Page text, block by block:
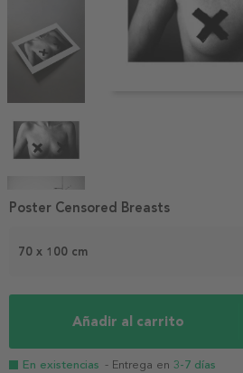
Item
5
70 x 100 cm
Añadir al carrito
En existencias - Entrega en 3-7 días
Poster Censored Breasts